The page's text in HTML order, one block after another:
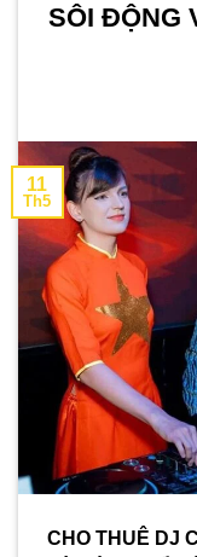
SÔI ĐỘNG
11
Th5
CHO THUÊ DJ